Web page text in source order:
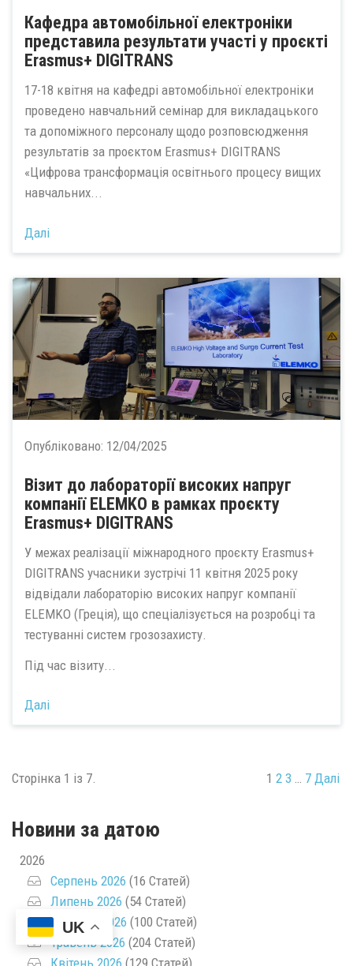
Кафедра автомобільної електроніки
представила результати участі у проєкті
Erasmus+ DIGITRANS
17-18 квітня на кафедрі автомобільної електроніки
проведено навчальний семінар для викладацького
та допоміжного персоналу щодо розповсюдження
результатів за проєктом Erasmus+ DIGITRANS
«Цифрова трансформація освітнього процесу вищих
навчальних...
Далі
Опубліковано: 12/04/2025
Візит до лабораторії високих напруг
компанії ELEMKO в рамках проєкту
Erasmus+ DIGITRANS
У межах реалізації міжнародного проєкту Erasmus+
DIGITRANS учасники зустрічі 11 квітня 2025 року
відвідали лабораторію високих напруг компанії
ELEMKO (Греція), що спеціалізується на розробці та
тестуванні систем грозозахисту.
Під час візиту...
Далі
Сторінка 1 із 7. 1 2 3 … 7 Далі
Новини за датою
2026
Серпень 2026 (16 Статей)
Липень 2026 (54 Статей)
Червень 2026 (100 Статей)
Травень 2026 (204 Статей)
UK